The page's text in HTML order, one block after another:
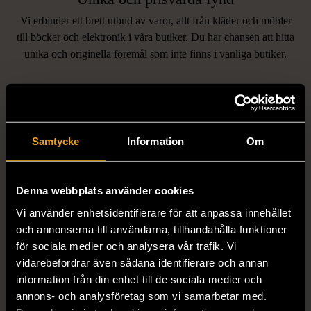
Samtycke Information Om
Denna webbplats använder cookies
Vi använder enhetsidentifierare för att anpassa innehållet
och annonserna till användarna, tillhandahålla funktioner
för sociala medier och analysera vår trafik. Vi
vidarebefordrar även sådana identifierare och annan
information från din enhet till de sociala medier och
annons- och analysföretag som vi samarbetar med.
Vi erbjuder ett brett utbud av varor, allt från kläder och möbler
till böcker och elektronik i våra butiker. Du har chansen att hitta
unika och originella föremål som inte finns i vanliga butiker.
LIKNANDE PRODUKTER
Hitta produkter som påminner om denna
DOBBER
Dobber - Beige byxor
med resårmidja
läderimitation
1/5
KUMKUM
KumKum Ring i
sterlingsilver med svarta
stenar